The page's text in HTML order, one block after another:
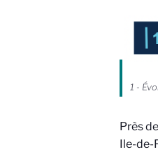
1 -
Près
Ile-de-